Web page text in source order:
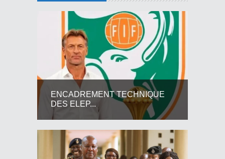
ENCADREMENT TECHNIQUE
DES ELEP...